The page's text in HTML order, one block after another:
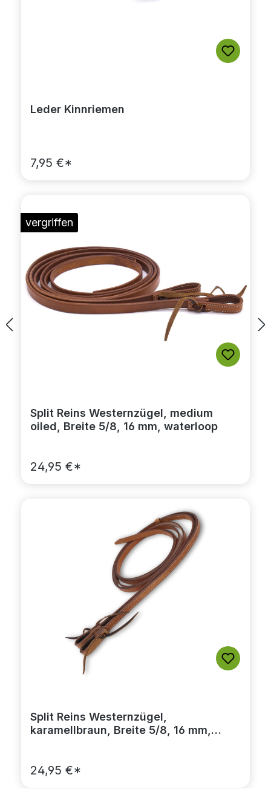
Leder Kinnriemen
7,95 €*
vergriffen
Split Reins Westernzügel, medium
oiled, Breite 5/8, 16 mm, waterloop
24,95 €*
Split Reins Westernzügel,
karamellbraun, Breite 5/8, 16 mm,
24,95 €*